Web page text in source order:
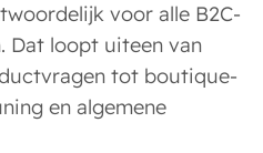
voor alle B2C-
Dat loopt uiteen van
tot boutique-
en algemene